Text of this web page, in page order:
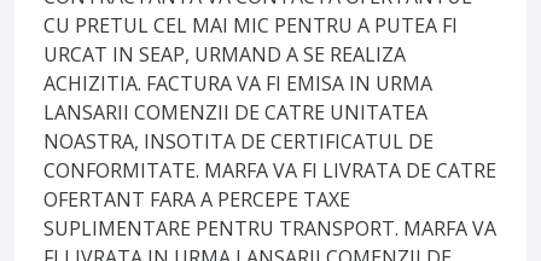
CU PRETUL CEL MAI MIC PENTRU A PUTEA FI
URCAT IN SEAP, URMAND A SE REALIZA
ACHIZITIA. FACTURA VA FI EMISA IN URMA
LANSARII COMENZII DE CATRE UNITATEA
NOASTRA, INSOTITA DE CERTIFICATUL DE
CONFORMITATE. MARFA VA FI LIVRATA DE CATRE
OFERTANT FARA A PERCEPE TAXE
SUPLIMENTARE PENTRU TRANSPORT. MARFA VA